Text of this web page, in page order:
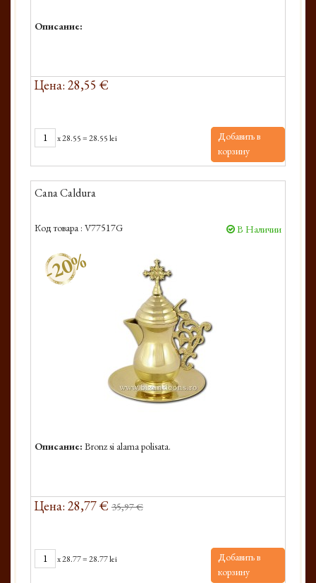
Описание:
Цена: 28,55 €
x28.55=28.55 lei
Добавить в
корзину
Cana Caldura
Код товара : V77517G В Наличии
-20%
Описание: Bronz si alama polisata.
Цена: 28,77 € 35,97 €
x28.77=28.77 lei
Добавить в
корзину